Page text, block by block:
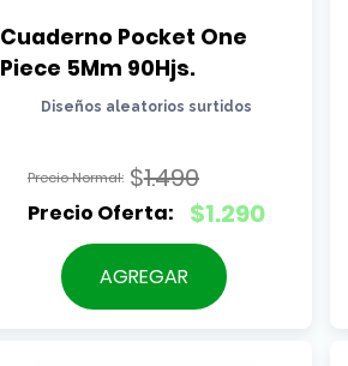
Cuaderno Pocket One
Piece 5Mm 90Hjs.
Diseños aleatorios surtidos
$1.490
El
precio
original
$1.290
El
precio
actual
AGREGAR